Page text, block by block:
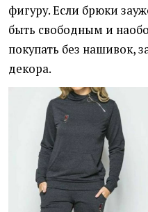
фигуру. Если брюки
быть свободным и
покупать без нашивок,
декора.